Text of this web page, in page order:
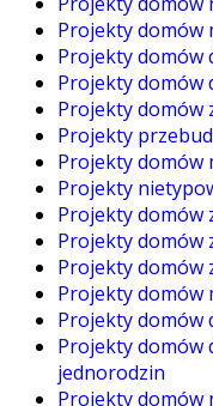
Projekty domów
Projekty domów
Projekty domów
Projekty domów
Projekty
Projekty domów
Projekty
Projekty domów
Projekty domów
Projekty domów
Projekty domów
Projekty domów
Projekty domów
jednorodzin
Projekty domów